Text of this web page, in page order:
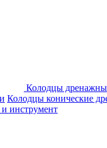
Колодцы
Колодцы конические
инструмент